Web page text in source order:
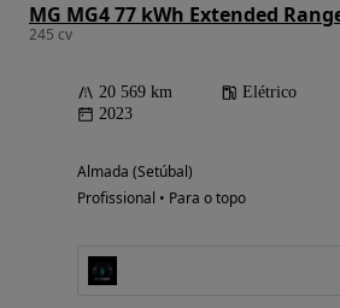
MG MG4 77 kWh Extended
245 cv
20 569 km Elétrico
2023
Almada (Setúbal)
Profissional • Para o topo